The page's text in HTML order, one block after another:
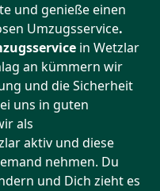
und genieße einen
Umzugsservice.
in Wetzlar
an kümmern wir
und die Sicherheit
uns in guten
als
aktiv und diese
nehmen. Du
und Dich zieht es